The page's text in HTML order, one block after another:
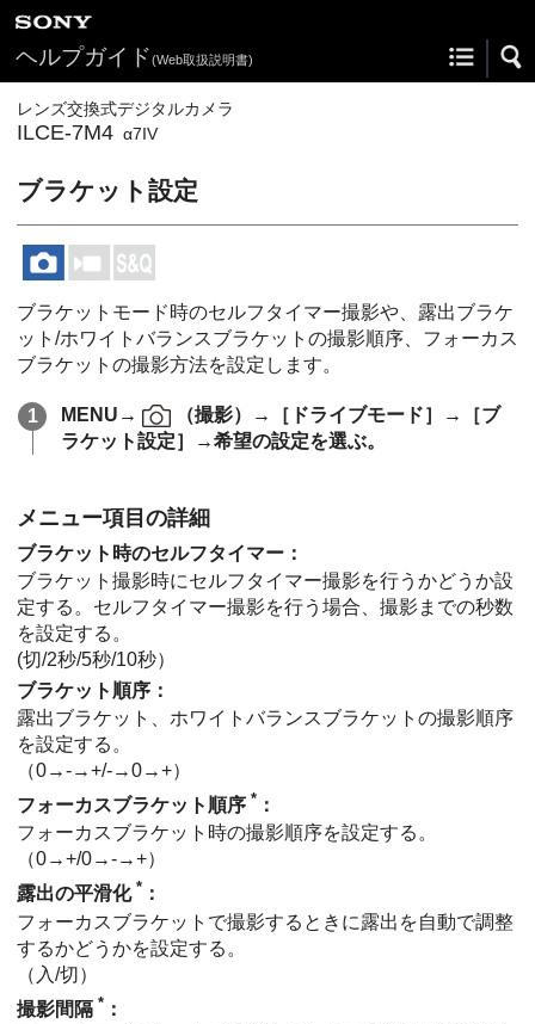
ヘルプガイド(Web取扱説明書)
レンズ交換式デジタルカメラ
ILCE-7M4 α7IV
ブラケット設定
ブラケットモード時のセルフタイマー撮影や、露出ブラケ
ット/ホワイトバランスブラケットの撮影順序、フォーカス
ブラケットの撮影方法を設定します。
MENU → （撮影）→ ［ドライブモード］ →
［ブ
ラケット設定］
→希望の設定を選ぶ。
メニュー項目の詳細
ブラケット時のセルフタイマー ：
ブラケット撮影時にセルフタイマー撮影を行うかどうか設
定する。セルフタイマー撮影を行う場合、撮影までの秒数
を設定する。
(切/2秒/5秒/10秒）
ブラケット順序 ：
露出ブラケット、ホワイトバランスブラケットの撮影順序
を設定する。
（0→-→+/-→0→+）
フォーカスブラケット順序 * ：
フォーカスブラケット時の撮影順序を設定する。
（0→+/0→-→+）
露出の平滑化 * ：
フォーカスブラケットで撮影するときに露出を自動で調整
するかどうかを設定する。
（ 入/切 ）
撮影間隔 * ：